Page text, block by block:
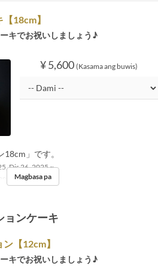
18cm】
キでお祝いしましょう♪
¥ 5,600 (Kasama ang buwis)
」です。
Dis 26, 2025 ~
Magbasa pa
ョンケーキ
【12cm】
キでお祝いしましょう♪